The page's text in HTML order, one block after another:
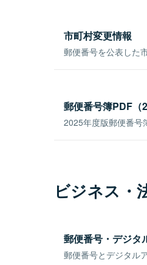
市町村変更情報
郵便番号を公表した
郵便番号簿PDF（
2025年度版郵便番号
ビジネス・
郵便番号・デジタ
郵便番号とデジタル